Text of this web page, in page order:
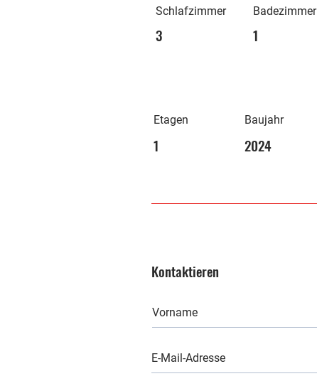
Schlafzimmer
3
Etagen
1
Badezimmer
1
Baujahr
2024
Kontaktieren